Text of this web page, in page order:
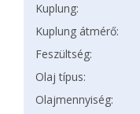
Kuplung:
Kuplung átmérő:
Feszültség:
Olaj típus:
Olajmennyiség: